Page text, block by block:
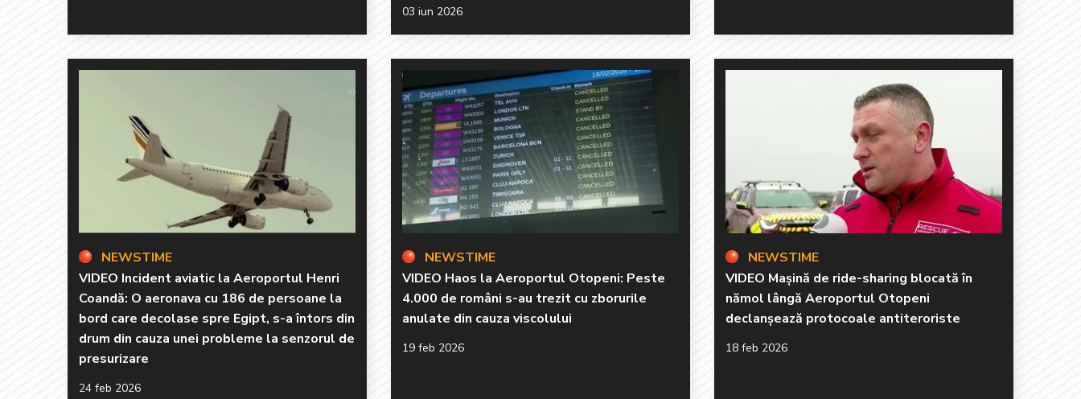
03 iun 2026
NEWSTIME
VIDEO Incident aviatic la Aeroportul Henri
Coandă: O aeronava cu 186 de persoane la
bord care decolase spre Egipt, s-a întors din
drum din cauza unei probleme la senzorul de
presurizare
24 feb 2026
NEWSTIME
VIDEO Haos la Aeroportul Otopeni: Peste
4.000 de români s-au trezit cu zborurile
anulate din cauza viscolului
19 feb 2026
NEWSTIME
VIDEO Mașină de ride-sharing blocată în
nămol lângă Aeroportul Otopeni
declanșează protocoale antiteroriste
18 feb 2026